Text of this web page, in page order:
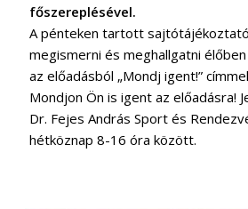
főszereplésével.
A pénteken tartott
megismerni és meghallgatni
az előadásból „Mondj igent!”
Mondjon Ön is igent az előadásra!
Dr. Fejes András Sport és
hétköznap 8-16 óra között.